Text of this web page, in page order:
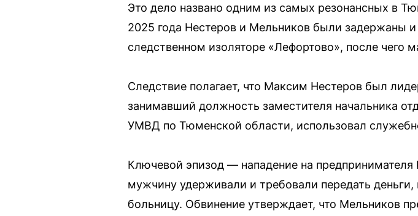
Это дело названо одним из самых резонансных в
2025 года Нестеров и Мельников были задержаны
следственном изоляторе «Лефортово», после чего
Следствие полагает, что Максим Нестеров был
занимавший должность заместителя начальника
УМВД по Тюменской области, использовал
Ключевой эпизод — нападение на
мужчину удерживали и требовали передать
больницу. Обвинение утверждает, что Мельников